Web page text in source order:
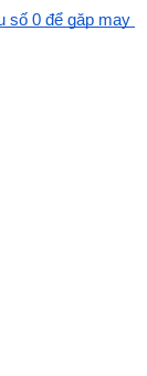
số 0 để gặp may
ra đều gắn liền